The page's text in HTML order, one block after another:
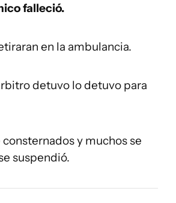
falleció.
en la ambulancia.
detuvo lo detuvo para
y muchos se
suspendió.